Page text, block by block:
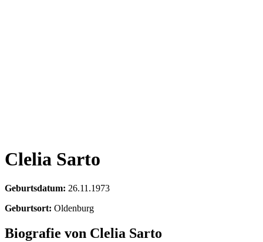
Clelia Sarto
Geburtsdatum: 26.11.1973
Geburtsort: Oldenburg
Biografie von Clelia Sarto